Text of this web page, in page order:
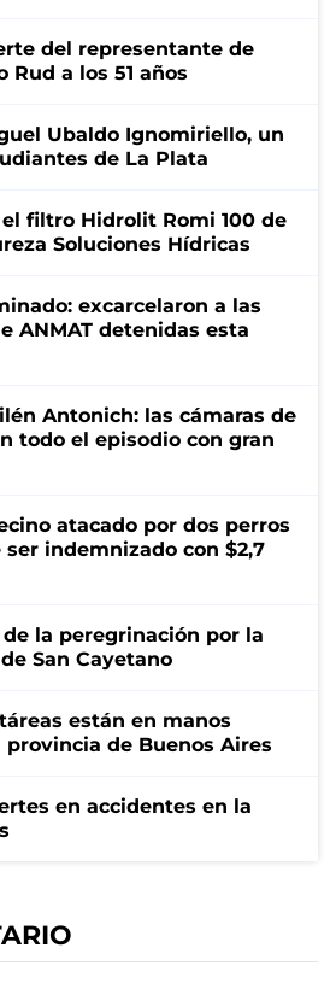
del representante de
Rud a los 51 años
Ubaldo Ignomiriello, un
de La Plata
filtro Hidrolit Romi 100 de
Soluciones Hídricas
excarcelaron a las
ANMAT detenidas esta
Antonich: las cámaras de
todo el episodio con gran
atacado por dos perros
indemnizado con $2,7
la peregrinación por la
San Cayetano
están en manos
de Buenos Aires
en accidentes en la